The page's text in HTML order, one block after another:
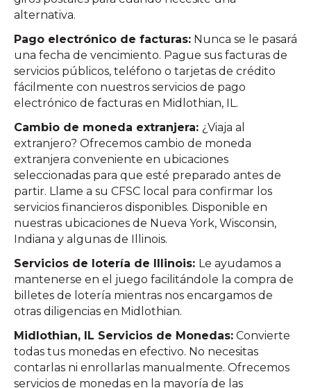
alternativa.
Pago electrónico de facturas: Nunca se le pasará
una fecha de vencimiento. Pague sus facturas de
servicios públicos, teléfono o tarjetas de crédito
fácilmente con nuestros servicios de pago
electrónico de facturas en Midlothian, IL.
Cambio de moneda extranjera: ¿Viaja al
extranjero? Ofrecemos cambio de moneda
extranjera conveniente en ubicaciones
seleccionadas para que esté preparado antes de
partir. Llame a su CFSC local para confirmar los
servicios financieros disponibles. Disponible en
nuestras ubicaciones de Nueva York, Wisconsin,
Indiana y algunas de Illinois.
Servicios de lotería de Illinois: Le ayudamos a
mantenerse en el juego facilitándole la compra de
billetes de lotería mientras nos encargamos de
otras diligencias en Midlothian.
Midlothian, IL Servicios de Monedas: Convierte
todas tus monedas en efectivo. No necesitas
contarlas ni enrollarlas manualmente. Ofrecemos
servicios de monedas en la mayoría de las